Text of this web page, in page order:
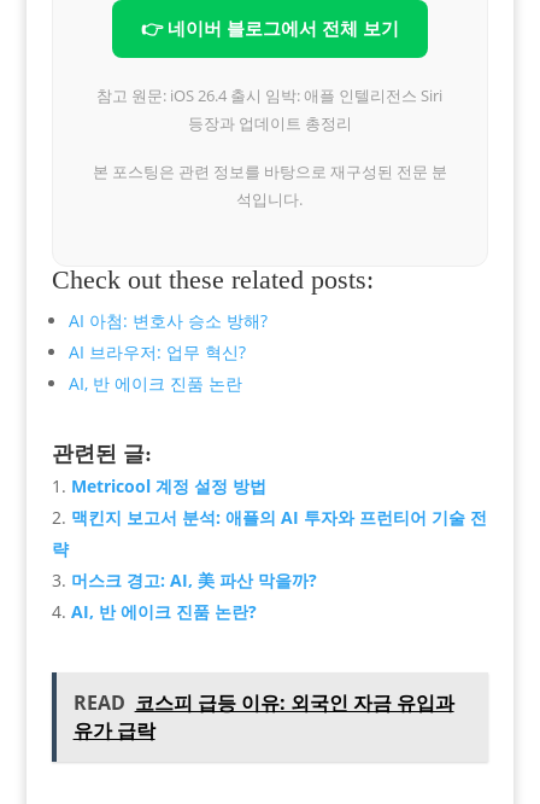
👉 네이버 블로그에서 전체 보기
참고 원문: iOS 26.4 출시 임박: 애플 인텔리전스 Siri
등장과 업데이트 총정리
본 포스팅은 관련 정보를 바탕으로 재구성된 전문 분
석입니다.
Check out these related posts:
AI 아첨: 변호사 승소 방해?
AI 브라우저: 업무 혁신?
AI, 반 에이크 진품 논란
관련된 글:
Metricool 계정 설정 방법
맥킨지 보고서 분석: 애플의 AI 투자와 프런티어 기술 전
략
머스크 경고: AI, 美 파산 막을까?
AI, 반 에이크 진품 논란?
READ 코스피 급등 이유: 외국인 자금 유입과
유가 급락